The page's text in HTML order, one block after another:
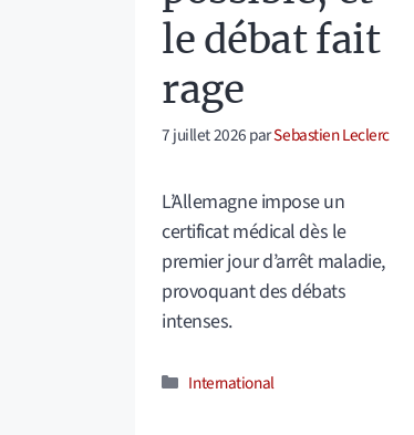
le débat fait
rage
7 juillet 2026parSebastien Leclerc
L’Allemagne impose un
certificat médical dès le
premier jour d’arrêt maladie,
provoquant des débats
intenses.
Catégories
International